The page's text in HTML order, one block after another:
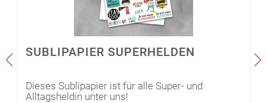
SUBLIPAPIER SUPERHELDEN
Dieses Sublipapier ist für alle Super- und
Alltagsheldin unter uns!